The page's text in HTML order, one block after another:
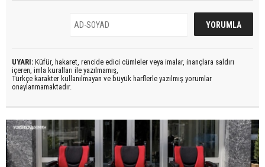
UYARI: Küfür, hakaret, rencide edici cümleler veya imalar, inançlara saldırı
içeren, imla kuralları ile yazılmamış,
Türkçe karakter kullanılmayan ve büyük harflerle yazılmış yorumlar
onaylanmamaktadır.